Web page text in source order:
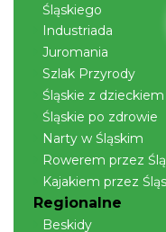
Śląskiego
Industriada
Juromania
Szlak Przyrody
Śląskie z dzieckiem
Śląskie po zdrowie
Narty w Śląskim
Rowerem przez
Kajakiem przez
Regionalne
Beskidy